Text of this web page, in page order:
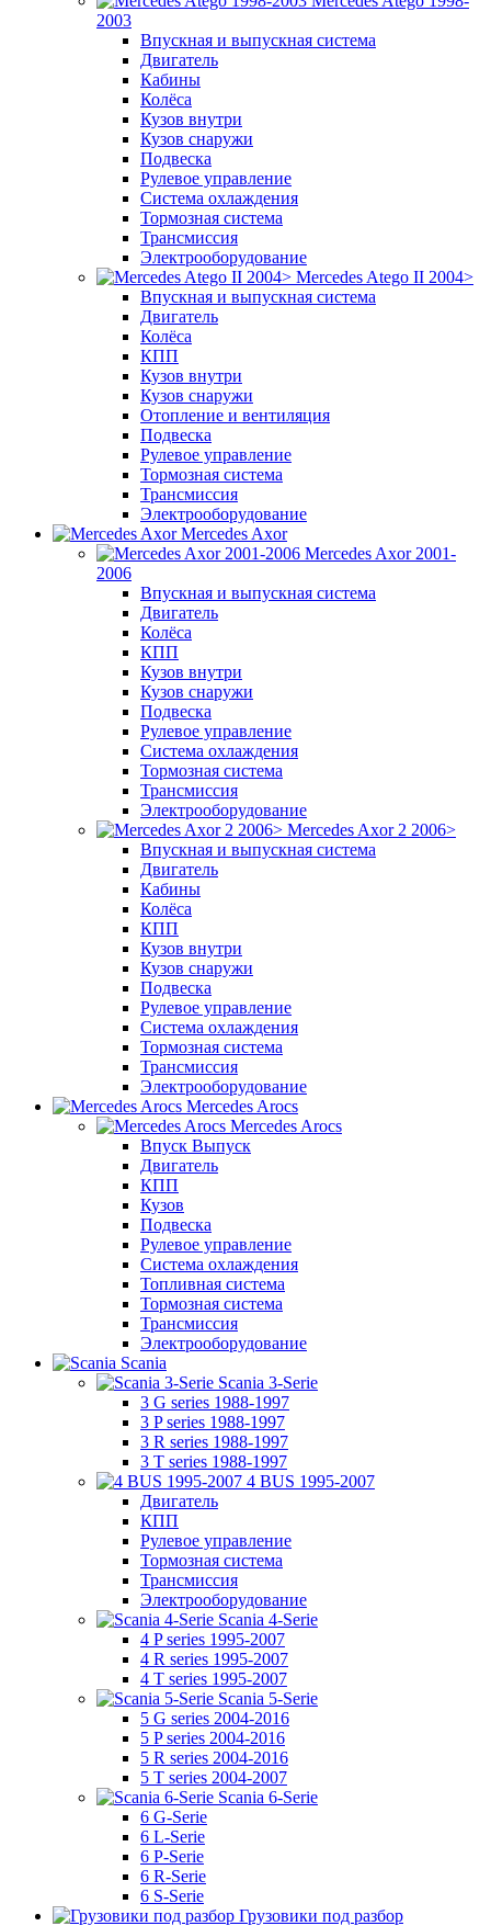
2003
Впускная и выпускная система
Двигатель
Кабины
Колёса
Кузов внутри
Кузов снаружи
Подвеска
Рулевое управление
Система охлаждения
Тормозная система
Трансмиссия
Электрооборудование
Mercedes Atego II 2004>
Впускная и выпускная система
Двигатель
Колёса
КПП
Кузов внутри
Кузов снаружи
Отопление и вентиляция
Подвеска
Рулевое управление
Тормозная система
Трансмиссия
Электрооборудование
Mercedes Axor
Mercedes Axor 2001-
2006
Впускная и выпускная система
Двигатель
Колёса
КПП
Кузов внутри
Кузов снаружи
Подвеска
Рулевое управление
Система охлаждения
Тормозная система
Трансмиссия
Электрооборудование
Mercedes Axor 2 2006>
Впускная и выпускная система
Двигатель
Кабины
Колёса
КПП
Кузов внутри
Кузов снаружи
Подвеска
Рулевое управление
Система охлаждения
Тормозная система
Трансмиссия
Электрооборудование
Mercedes Arocs
Mercedes Arocs
Впуск Выпуск
Двигатель
КПП
Кузов
Подвеска
Рулевое управление
Система охлаждения
Топливная система
Тормозная система
Трансмиссия
Электрооборудование
Scania
Scania 3-Serie
3 G series 1988-1997
3 P series 1988-1997
3 R series 1988-1997
3 T series 1988-1997
4 BUS 1995-2007
Двигатель
КПП
Рулевое управление
Тормозная система
Трансмиссия
Электрооборудование
Scania 4-Serie
4 P series 1995-2007
4 R series 1995-2007
4 T series 1995-2007
Scania 5-Serie
5 G series 2004-2016
5 P series 2004-2016
5 R series 2004-2016
5 T series 2004-2007
Scania 6-Serie
6 G-Serie
6 L-Serie
6 P-Serie
6 R-Serie
6 S-Serie
Грузовики под разбор